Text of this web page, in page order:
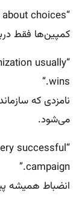
“Campaigns are about choices.”
کمپین‌ها فقط
usually
wins.”
نامزدی که
می‌شود.
successful
campaign.”
انضباط همیشه